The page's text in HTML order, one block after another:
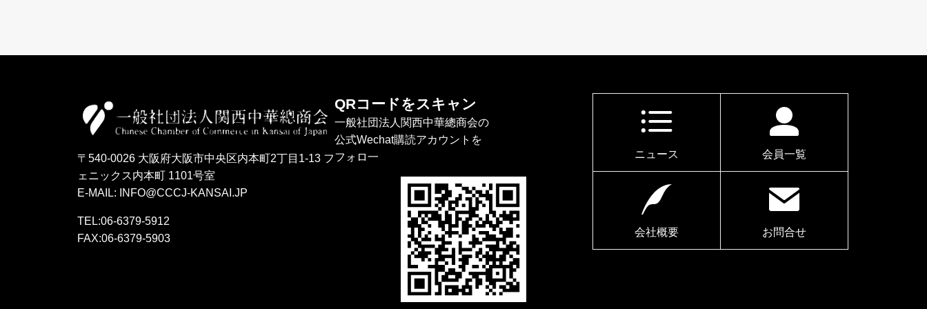
〒540-0026 大阪府大阪市中央区内本町2丁目1-13 フ
ェニックス内本町 1101号室
E-MAIL: INFO@CCCJ-KANSAI.JP
TEL:06-6379-5912
FAX:06-6379-5903
QRコードをスキャン
一般社団法人関西中華總商会の
公式Wechat購読アカウントを
フォロ一
ニュース 会員一覧
会社概要 お問合せ